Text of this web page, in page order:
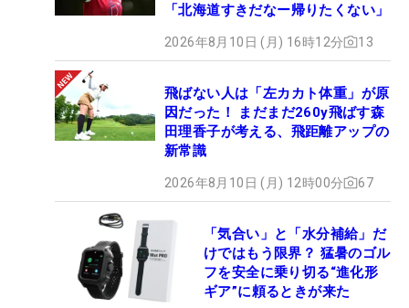
「北海道すきだなー帰りたくない」
2026年8月10日 (月) 16時12分 13
飛ばない人は「左カカト体重」が原
因だった！ まだまだ260y飛ばす森
田理香子が考える、飛距離アップの
新常識
2026年8月10日 (月) 12時00分 67
「気合い」と「水分補給」だ
けではもう限界？ 猛暑のゴル
フを安全に乗り切る“進化形
ギア”に頼るときが来た